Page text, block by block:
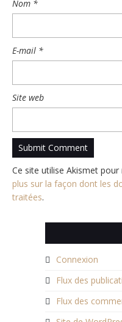
Nom *
E-mail *
Site web
Ce site utilise Akismet pour
plus sur la façon dont les
traitées.
Connexion
Flux des
Flux des